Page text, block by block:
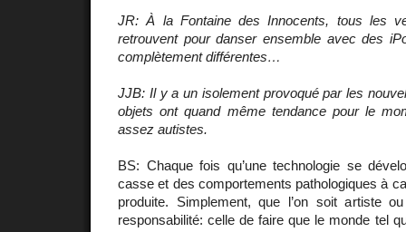
JR: À la Fontaine des Innocents, tous les
retrouvent pour danser ensemble avec des
complètement différentes…
JJB: Il y a un isolement provoqué par les
objets ont quand même tendance pour le
assez autistes.
BS: Chaque fois qu’une technologie se
casse et des comportements pathologiques à
produite. Simplement, que l’on soit artiste
responsabilité: celle de faire que le monde tel